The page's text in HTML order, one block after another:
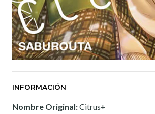
INFORMACIÓN
Nombre Original:Citrus+